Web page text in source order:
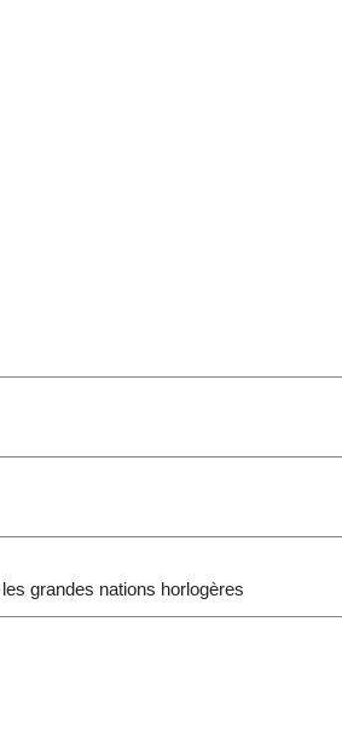
grandes nations horlogères